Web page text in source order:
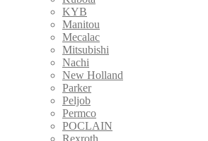
KYB
Manitou
Mecalac
Mitsubishi
Nachi
New Holland
Parker
Peljob
Permco
POCLAIN
Rexroth